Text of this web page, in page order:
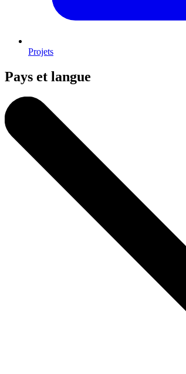
Projets
Pays et langue